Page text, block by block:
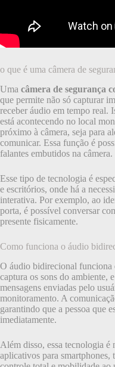
o que é uma câmera de
Uma câmera de segurança
que permite não só capturar
receber áudio em tempo real.
está acontecendo no local
próximo à câmera, seja para
comunicar. Essa função é
falantes embutidos na câmera.
Esse tipo de tecnologia é
e escritórios, onde há a
interativa. Por exemplo, ao
porta, é possível conversar
presente fisicamente.
Como funciona o áudio
O áudio bidirecional funciona
captura os sons do ambiente,
mensagens enviadas pelo
monitoramento. A
garantindo que a pessoa que
imediatamente.
Além disso, essa tecnologia é
aplicativos para